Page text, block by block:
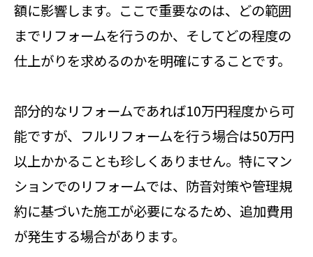
額に影響します。ここで重要なのは、どの範囲
までリフォームを行うのか、そしてどの程度の
仕上がりを求めるのかを明確にすることです。
部分的なリフォームであれば10万円程度から可
能ですが、フルリフォームを行う場合は50万円
以上かかることも珍しくありません。特にマン
ションでのリフォームでは、防音対策や管理規
約に基づいた施工が必要になるため、追加費用
が発生する場合があります。